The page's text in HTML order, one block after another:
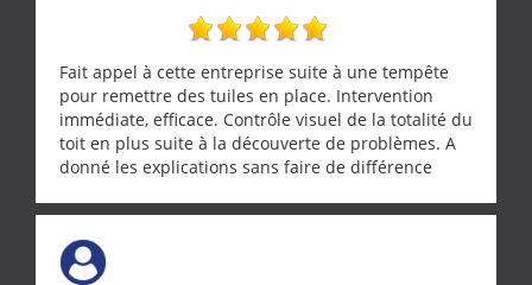
Fait appel à cette entreprise suite à une tempête
pour remettre des tuiles en place. Intervention
immédiate, efficace. Contrôle visuel de la totalité du
toit en plus suite à la découverte de problèmes. A
donné les explications sans faire de différence